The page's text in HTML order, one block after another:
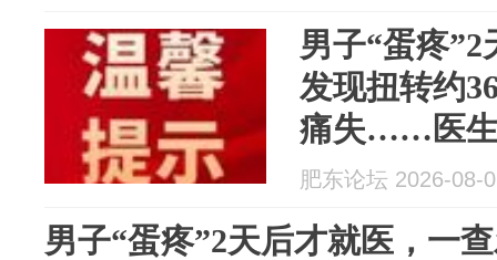
男子“蛋疼
发现扭转约
痛失……医
肥东论坛 2026-08-
男子“蛋疼”2天后才就医，一